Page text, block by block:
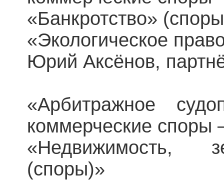
«Банкротство»
«Экологическое
Юрий Аксёнов,
«Арбитражное
коммерческие споры
«Недвижимость,
(споры)»